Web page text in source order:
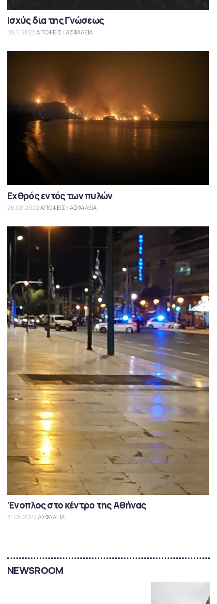
Ισχύς δια της Γνώσεως
06.11.2022ΑΠΟΨΕΙΣ /ΑΣΦΑΛΕΙΑ
Εχθρός εντός των πυλών
26.08.2022ΑΠΟΨΕΙΣ /ΑΣΦΑΛΕΙΑ
Ένοπλος στο κέντρο της Αθήνας
31.05.2022ΑΣΦΑΛΕΙΑ
NEWSROOM